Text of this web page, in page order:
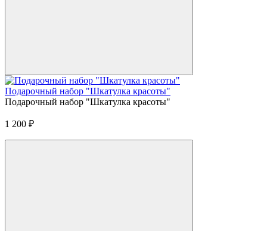
Подарочный набор "Шкатулка красоты"
Подарочный набор "Шкатулка красоты"
1 200 ₽